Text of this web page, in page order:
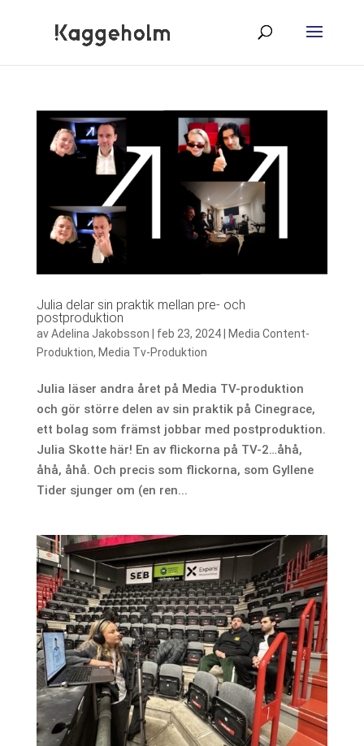
Julia delar sin praktik mellan pre- och
postproduktion
avAdelina Jakobsson feb 23, 2024|
Media Content-
Produktion, Media Tv-Produktion
Julia läser andra året på Media TV-produktion
och gör större delen av sin praktik på Cinegrace,
ett bolag som främst jobbar med postproduktion.
Julia Skotte här! En av flickorna på TV-2…åhå,
åhå, åhå. Och precis som flickorna, som Gyllene
Tider sjunger om (en ren...